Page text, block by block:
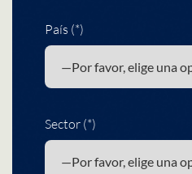
País (*)
Sector (*)